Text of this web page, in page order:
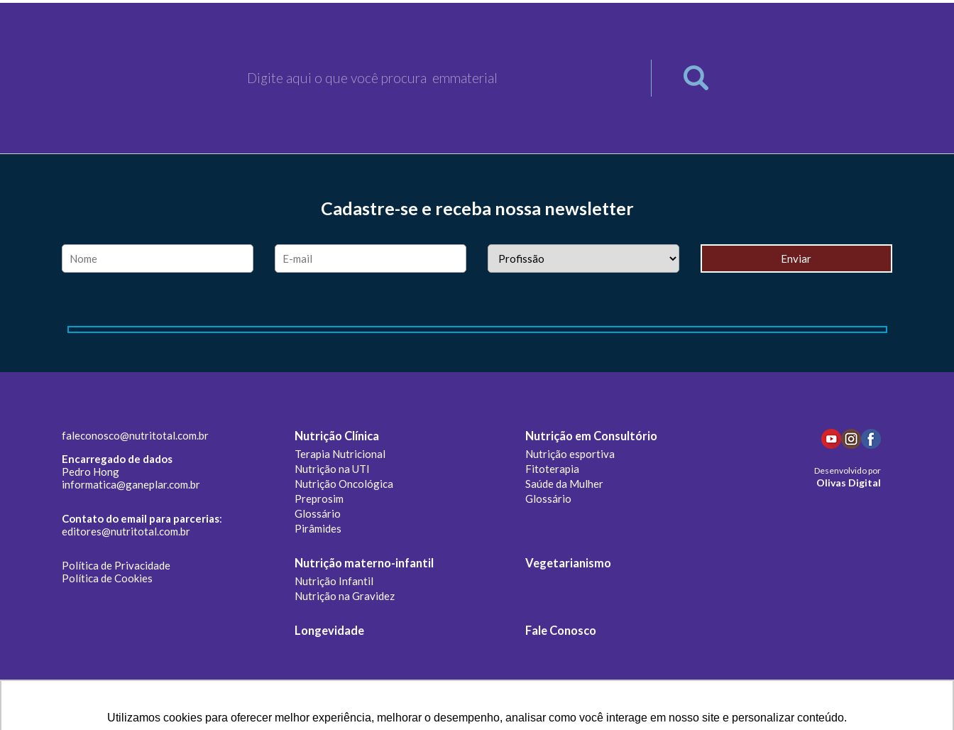
Utilizamos cookies para oferecer melhor experiência, melhorar o desempenho, analisar como você interage em nosso site e personalizar conteúdo.
demência, inclusive a
hepáticos, podemos observar
de introdução alimentar, […]
Cadastre-se e receba nossa newsletter
faleconosco@nutritotal.com.br
Encarregado de dados
Pedro Hong
informatica@ganeplar.com.br
Contato do email para parcerias:
editores@nutritotal.com.br
Política de Privacidade
Política de Cookies
Nutrição Clínica
Terapia Nutricional
Nutrição na UTI
Nutrição Oncológica
Preprosim
Glossário
Pirâmides
Nutrição em Consultório
Nutrição esportiva
Fitoterapia
Saúde da Mulher
Glossário
Nutrição materno-infantil
Nutrição Infantil
Nutrição na Gravidez
Vegetarianismo
Longevidade Fale Conosco
Desenvolvido por
Olivas Digital